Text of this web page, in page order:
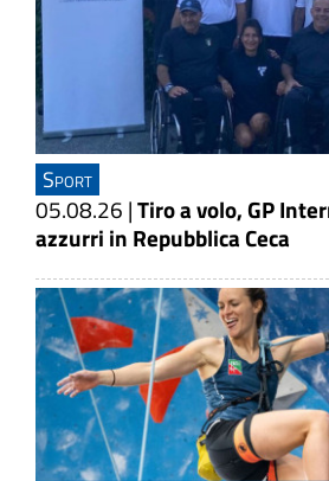
Sport
05.08.26 |Tiro a volo, GP
azzurri in Repubblica Ceca